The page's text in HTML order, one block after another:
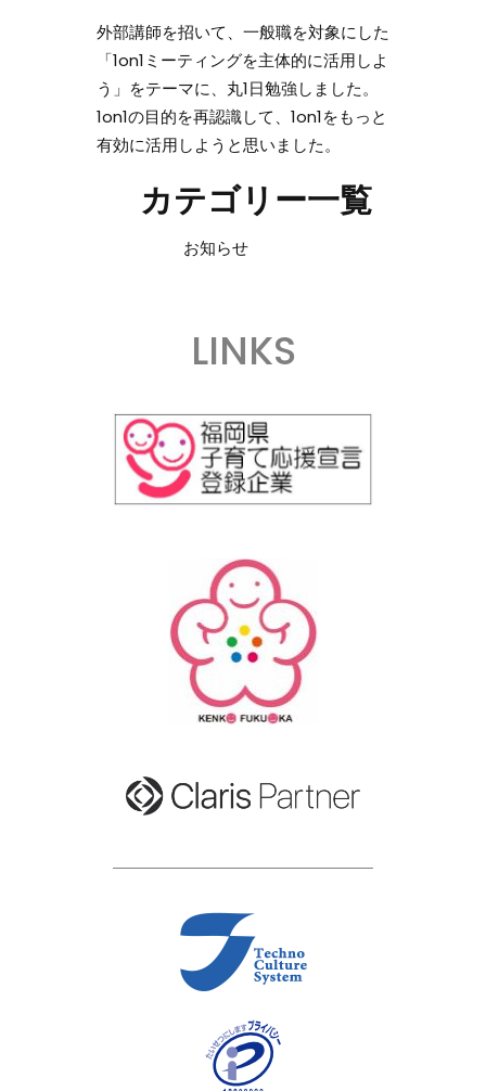
外部講師を招いて、一般職を対象にした
「1on1ミーティングを主体的に活用しよ
う」をテーマに、丸1日勉強しました。
1on1の目的を再認識して、1on1をもっと
有効に活用しようと思いました。
カテゴリー一覧
お知らせ
LINKS